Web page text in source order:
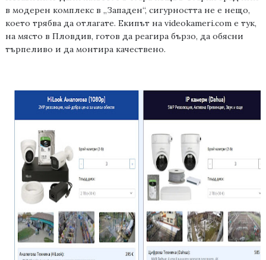
в модерен комплекс в „Западен“, сигурността не е нещо,
което трябва да отлагате. Екипът на videokameri.comе тук,
на място в Пловдив, готов да реагира бързо, да обясни
търпеливо и да монтира качествено.